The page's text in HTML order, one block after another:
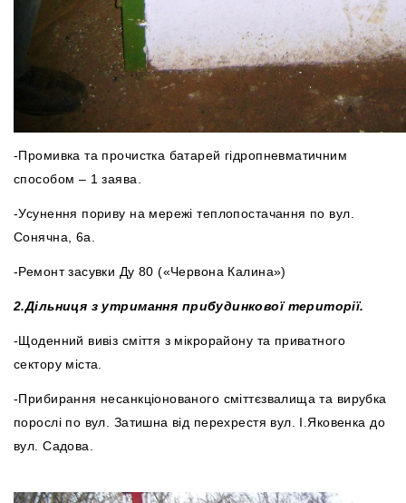
-Промивка та прочистка батарей гідропневматичним
способом – 1 заява.
-Усунення пориву на мережі теплопостачання по вул.
Сонячна, 6а.
-Ремонт засувки Ду 80 («Червона Калина»)
2.Дільниця з утримання прибудинкової території.
-Щоденний вивіз сміття з мікрорайону та приватного
сектору міста.
-Прибирання несанкціонованого сміттєзвалища та вирубка
порослі по вул. Затишна від перехрестя вул. І.Яковенка до
вул. Садова.